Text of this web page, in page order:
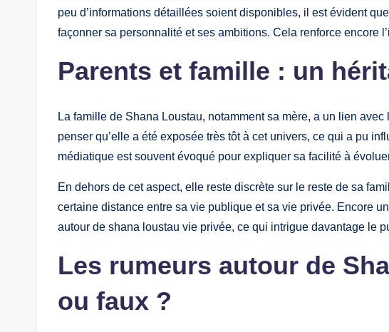
peu d’informations détaillées soient disponibles, il est évident
façonner sa personnalité et ses ambitions. Cela renforce encore
Parents et famille : un
La famille de Shana Loustau, notamment sa mère, a un lien
penser qu’elle a été exposée très tôt à cet univers, ce qui a pu
médiatique est souvent évoqué pour expliquer sa facilité à
En dehors de cet aspect, elle reste discrète sur le reste de sa
certaine distance entre sa vie publique et sa vie privée. Encore
autour de shana loustau vie privée, ce qui intrigue davantage le
Les rumeurs autour de
ou faux ?